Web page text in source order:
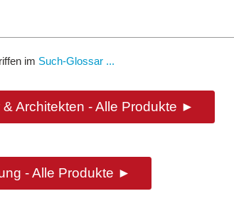
im Such-Glossar ...
Architekten - Alle Produkte ►
- Alle Produkte ►